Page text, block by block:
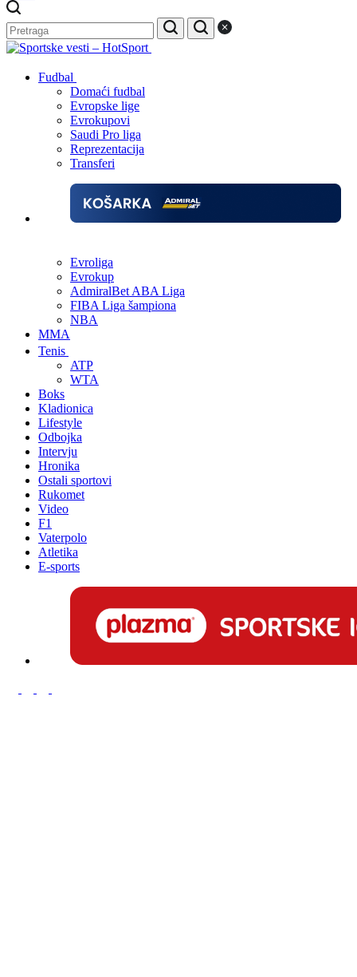
Fudbal
Domaći fudbal
Evropske lige
Evrokupovi
Saudi Pro liga
Reprezentacija
Transferi
Evroliga
Evrokup
AdmiralBet ABA Liga
FIBA Liga šampiona
NBA
MMA
Tenis
ATP
WTA
Boks
Kladionica
Lifestyle
Odbojka
Intervju
Hronika
Ostali sportovi
Rukomet
Video
F1
Vaterpolo
Atletika
E-sports